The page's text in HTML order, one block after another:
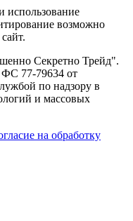
использование
возможно
Секретно Трейд".
77-79634 от
по надзору в
и массовых
на обработку